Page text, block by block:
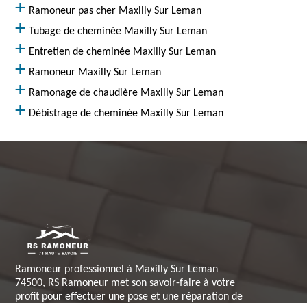
Ramoneur pas cher Maxilly Sur Leman
Tubage de cheminée Maxilly Sur Leman
Entretien de cheminée Maxilly Sur Leman
Ramoneur Maxilly Sur Leman
Ramonage de chaudière Maxilly Sur Leman
Débistrage de cheminée Maxilly Sur Leman
Ramoneur professionnel à Maxilly Sur Leman
74500, RS Ramoneur met son savoir-faire à votre
profit pour effectuer une pose et une réparation de